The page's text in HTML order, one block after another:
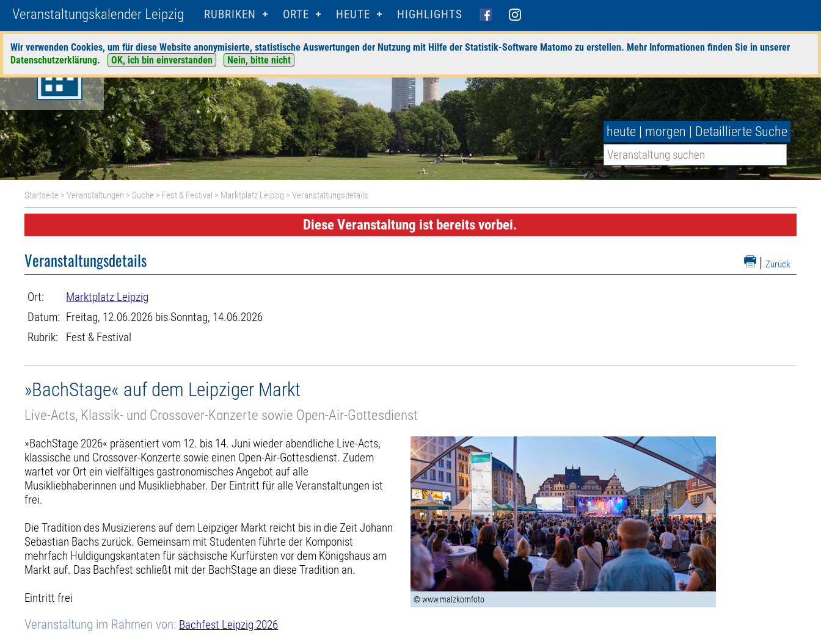
Veranstaltungskalender Leipzig RUBRIKEN ORTE HEUTE HIGHLIGHTS
Wir verwenden Cookies, um für diese Website anonymisierte, statistische Auswertungen der Nutzung mit Hilfe der Statistik-Software Matomo zu erstellen. Mehr Informationen finden Sie in unserer
Datenschutzerklärung. OK, ich bin einverstanden Nein, bitte nicht
heute | morgen | Detaillierte Suche
Startseite >Veranstaltungen > Suche > Fest & Festival > Marktplatz Leipzig > Veranstaltungsdetails
Diese Veranstaltung ist bereits vorbei.
| Zurück
Veranstaltungsdetails
Ort:
Marktplatz Leipzig
Datum: Freitag, 12.06.2026 bis Sonntag, 14.06.2026
Rubrik:
Fest & Festival
»BachStage« auf dem Leipziger Markt
Live-Acts, Klassik- und Crossover-Konzerte sowie Open-Air-Gottesdienst
»BachStage 2026« präsentiert vom 12. bis 14. Juni wieder abendliche Live-Acts,
klassische und Crossover-Konzerte sowie einen Open-Air-Gottesdienst. Zudem
wartet vor Ort ein vielfältiges gastronomisches Angebot auf alle
Musikliebhaberinnen und Musikliebhaber. Der Eintritt für alle Veranstaltungen ist
frei.
Die Tradition des Musizierens auf dem Leipziger Markt reicht bis in die Zeit Johann
Sebastian Bachs zurück. Gemeinsam mit Studenten führte der Komponist
mehrfach Huldigungskantaten für sächsische Kurfürsten vor dem Königshaus am
Markt auf. Das Bachfest schließt mit der BachStage an diese Tradition an.
Eintritt frei
Veranstaltung im Rahmen von: Bachfest Leipzig 2026
© www.malzkornfoto